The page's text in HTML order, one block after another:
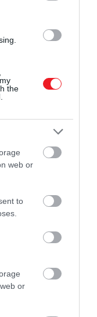
the
web or
to
or
akkor következnek
néhány ilyen
külön erre a célra
környékén
lenne képes
és